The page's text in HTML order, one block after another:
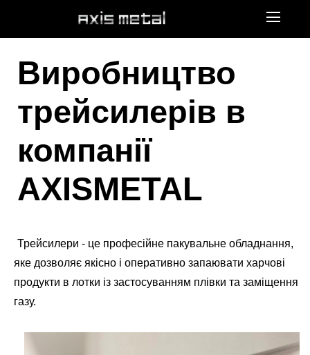
Виробництво
трейсилерів в
компанії
AXISMETAL
Трейсилери - це професійне пакувальне обладнання,
яке дозволяє якісно і оперативно запаювати харчові
продукти в лотки із застосуванням плівки та заміщення
газу.